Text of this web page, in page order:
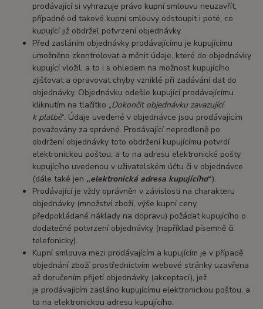
prodávající si vyhrazuje právo kupní smlouvu neuzavřít,
případně od takové kupní smlouvy odstoupit i poté, co
kupující již obdržel potvrzení objednávky.
Před zasláním objednávky prodávajícímu je kupujícímu
umožněno zkontrolovat a měnit údaje, které do objednávky
kupující vložil, a to i s ohledem na možnost kupujícího
zjišťovat a opravovat chyby vzniklé při zadávání dat do
objednávky. Objednávku odešle kupující prodávajícímu
kliknutím na tlačítko „Dokončit objednávku zavazující
k platbě“. Údaje uvedené v objednávce jsou prodávajícím
považovány za správné. Prodávající neprodleně po
obdržení objednávky toto obdržení kupujícímu potvrdí
elektronickou poštou, a to na adresu elektronické pošty
kupujícího uvedenou v uživatelském účtu či v objednávce
(dále také jen „elektronická adresa kupujícího“).
Prodávající je vždy oprávněn v závislosti na charakteru
objednávky (množství zboží, výše kupní ceny,
předpokládané náklady na dopravu) požádat kupujícího o
dodatečné potvrzení objednávky (například písemně či
telefonicky).
Kupní smlouva mezi prodávajícím a kupujícím je v případě
objednání zboží prostřednictvím webové stránky uzavřena
až doručením přijetí objednávky (akceptací), jež
je prodávajícím zasláno kupujícímu elektronickou poštou, a
to na elektronickou adresu kupujícího.